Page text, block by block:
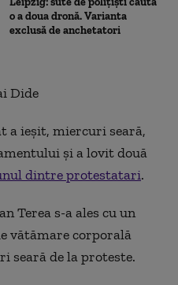
o a doua dronă. Varianta
exclusă de anchetatori
Dide
a ieşit, miercuri seară,
și a lovit două
dintre protestatari.
Terea s-a ales cu un
vătămare corporală
seară de la proteste.